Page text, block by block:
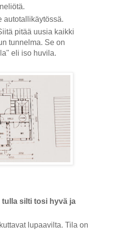
autotallikäytössä.
pitää uusia kaikki
tunnelma. Se on
eli iso huvila.
tulla silti tosi hyvä ja
lupaavilta. Tila on